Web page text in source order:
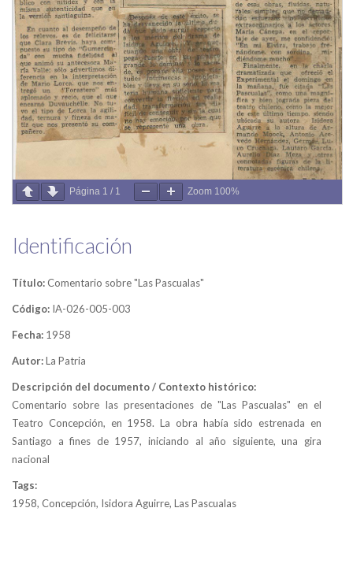
Página 1 / 1 Zoom 100%
Identificación
Título:Comentario sobre "Las Pascualas"
Código: IA-026-005-003
Fecha: 1958
Autor:La Patria
Descripción del documento / Contexto histórico:
Comentario sobre las presentaciones de "Las Pascualas" en el
Teatro Concepción, en 1958. La obra había sido estrenada en
Santiago a fines de 1957, iniciando al año siguiente, una gira
nacional
Tags:
1958, Concepción, Isidora Aguirre, Las Pascualas